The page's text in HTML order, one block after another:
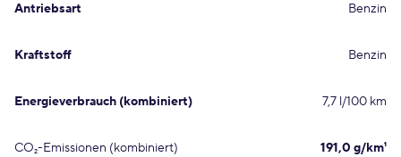
Antriebsart Benzin
Kraftstoff Benzin
Energieverbrauch (kombiniert) 7,7 l/100 km
CO₂-Emissionen (kombiniert) 191,0 g/km¹